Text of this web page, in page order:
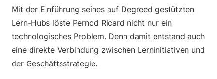
Mit der Einführung seines auf Degreed gestützten
Lern-Hubs löste Pernod Ricard nicht nur ein
technologisches Problem. Denn damit entstand auch
eine direkte Verbindung zwischen Lerninitiativen und
der Geschäftsstrategie.